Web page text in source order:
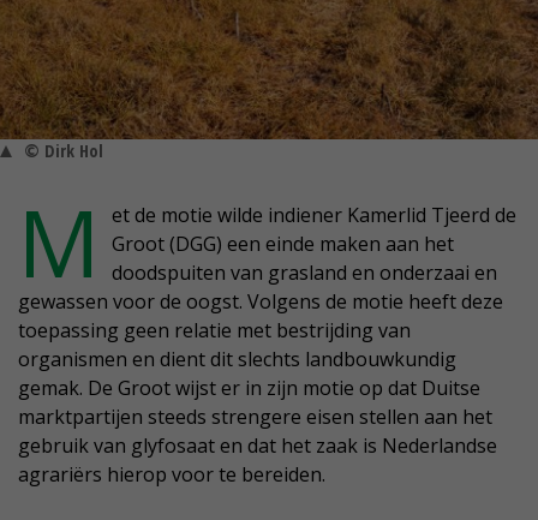
© Dirk Hol
M
et de motie wilde indiener Kamerlid Tjeerd de
Groot (DGG) een einde maken aan het
doodspuiten van grasland en onderzaai en
gewassen voor de oogst. Volgens de motie heeft deze
toepassing geen relatie met bestrijding van
organismen en dient dit slechts landbouwkundig
gemak. De Groot wijst er in zijn motie op dat Duitse
marktpartijen steeds strengere eisen stellen aan het
gebruik van glyfosaat en dat het zaak is Nederlandse
agrariërs hierop voor te bereiden.